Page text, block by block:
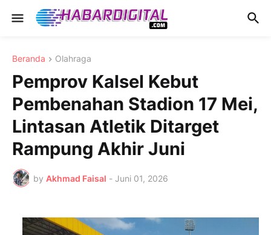
Beranda Olahraga
Pemprov Kalsel Kebut
Pembenahan Stadion 17 Mei,
Lintasan Atletik Ditarget
Rampung Akhir Juni
by Akhmad Faisal - Juni 01, 2026